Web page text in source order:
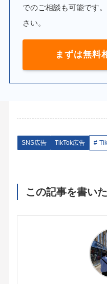
でのご相談も可能です
さい。
まずは無料
SNS広告 TikTok広告
この記事を書い